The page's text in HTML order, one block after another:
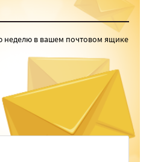
неделю в вашем почтовом ящике